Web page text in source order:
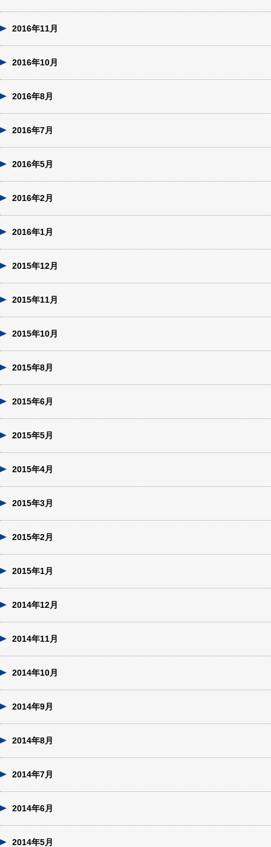
2016年11月
2016年10月
2016年8月
2016年7月
2016年5月
2016年2月
2016年1月
2015年12月
2015年11月
2015年10月
2015年8月
2015年6月
2015年5月
2015年4月
2015年3月
2015年2月
2015年1月
2014年12月
2014年11月
2014年10月
2014年9月
2014年8月
2014年7月
2014年6月
2014年5月